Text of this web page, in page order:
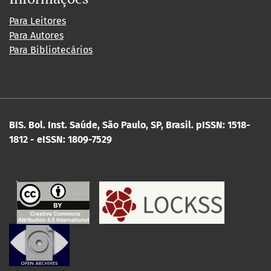
Para Leitores
Para Autores
Para Bibliotecários
BIS. Bol. Inst. Saúde, São Paulo, SP, Brasil. pISSN: 1518-
1812 - eISSN: 1809-7529